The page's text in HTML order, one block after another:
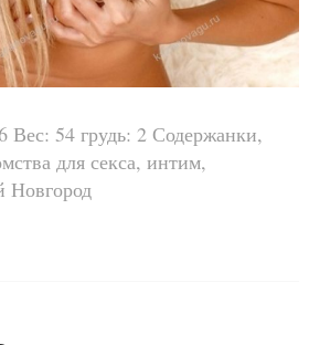
Вес: 54 грудь: 2 Содержанки,
для секса, интим,
Новгород